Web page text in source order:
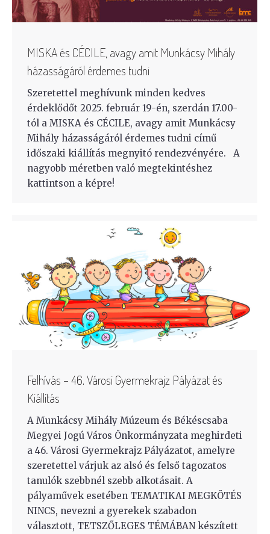
MISKA és CÉCILE, avagy amit Munkácsy Mihály
házasságáról érdemes tudni
Szeretettel meghívunk minden kedves
érdeklődőt 2025. február 19-én, szerdán 17.00-
tól a MISKA és CÉCILE, avagy amit Munkácsy
Mihály házasságáról érdemes tudni című
időszaki kiállítás megnyitó rendezvényére. A
nagyobb méretben való megtekintéshez
kattintson a képre!
Felhívás – 46. Városi Gyermekrajz Pályázat és
Kiállítás
A Munkácsy Mihály Múzeum és Békéscsaba
Megyei Jogú Város Önkormányzata meghirdeti
a 46. Városi Gyermekrajz Pályázatot, amelyre
szeretettel várjuk az alsó és felső tagozatos
tanulók szebbnél szebb alkotásait. A
pályaművek esetében TEMATIKAI MEGKÖTÉS
NINCS, nevezni a gyerekek szabadon
választott, TETSZŐLEGES TÉMÁBAN készített